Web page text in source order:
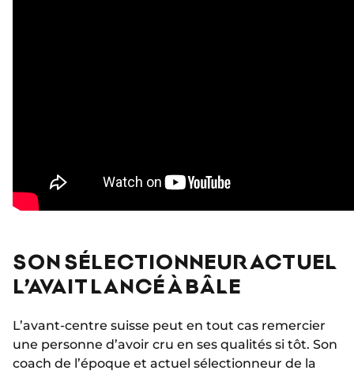
SON SÉLECTIONNEUR ACTUEL
L’AVAIT LANCÉ À BÂLE
L’avant-centre suisse peut en tout cas remercier
une personne d’avoir cru en ses qualités si tôt. Son
coach de l’époque et actuel sélectionneur de la